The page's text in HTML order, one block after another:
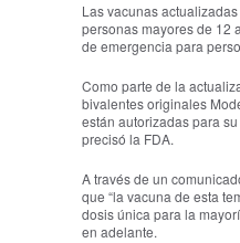
Las vacunas
personas mayores de 12
de emergencia para
Como parte de la
bivalentes originales
están autorizadas para
precisó la FDA.
A través de un
que “la vacuna de esta
dosis única para la
en adelante.